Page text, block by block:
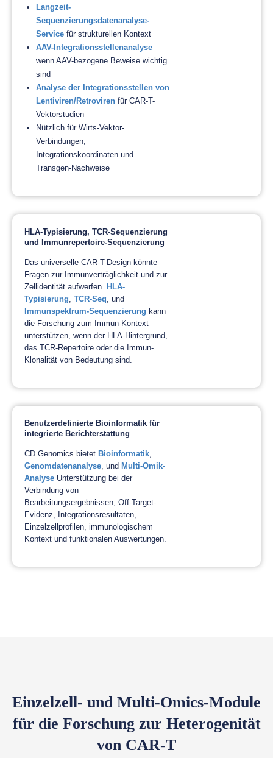
Langzeit-
Sequenzierungsdatenanalyse-
Service für strukturellen Kontext
AAV-Integrationsstellenanalyse
wenn AAV-bezogene Beweise wichtig
sind
Analyse der Integrationsstellen von
Lentiviren/Retroviren für CAR-T-
Vektorstudien
Nützlich für Wirts-Vektor-
Verbindungen,
Integrationskoordinaten und
Transgen-Nachweise
HLA-Typisierung, TCR-Sequenzierung
und Immunrepertoire-Sequenzierung
Das universelle CAR-T-Design könnte
Fragen zur Immunverträglichkeit und zur
Zellidentität aufwerfen. HLA-
Typisierung, TCR-Seq, und
Immunspektrum-Sequenzierung kann
die Forschung zum Immun-Kontext
unterstützen, wenn der HLA-Hintergrund,
das TCR-Repertoire oder die Immun-
Klonalität von Bedeutung sind.
Benutzerdefinierte Bioinformatik für
integrierte Berichterstattung
CD Genomics bietet Bioinformatik,
Genomdatenanalyse, und Multi-Omik-
Analyse Unterstützung bei der
Verbindung von
Bearbeitungsergebnissen, Off-Target-
Evidenz, Integrationsresultaten,
Einzelzellprofilen, immunologischem
Kontext und funktionalen Auswertungen.
Einzelzell- und Multi-Omics-Module
für die Forschung zur Heterogenität
von CAR-T